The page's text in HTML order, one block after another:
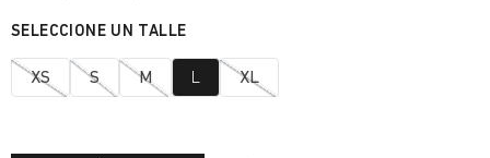
XS S M L XL